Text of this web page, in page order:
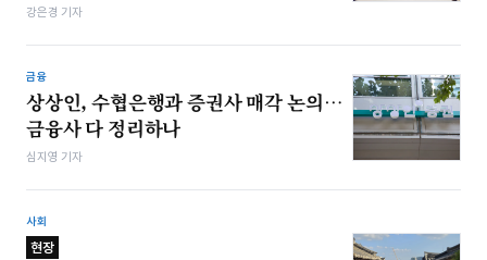
강은경 기자
금융
상상인, 수협은행과 증권사 매각 논의…
금융사 다 정리하나
심지영 기자
사회
현장